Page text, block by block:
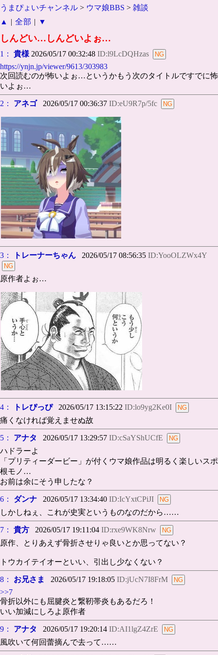
うまぴょいチャンネル > ウマ娘BBS > 雑談
▲
| 全部 | ▼
しんどい…しんどいよぉ…
1： 貴様 2026/05/17 00:32:48 ID:l9LcDQHzas
https://ynjn.jp/viewer/9613/303983
次回読むのが怖いよぉ…というかもう次のタイトルですでに怖
いよぉ…
2： アネゴ2026/05/17 00:36:37 ID:eU9R7p/5fc
3： トレーナーちゃん 2026/05/17 08:56:35 ID:YooOLZWx4Y
原作者よぉ…
4： トレぴっぴ2026/05/17 13:15:22 ID:lo9yg2Ke0I
痛くなければ覚えませぬ故
5： アナタ 2026/05/17 13:29:57 ID:cSaYShUCfE
ハドラーよ
「プリティーダービー」が付くウマ娘作品は明るく楽しいスポ
根モノ…
お前は余にそう申したな？
6： ダンナ 2026/05/17 13:34:40 ID:IcYxtCPiJI
しかしねぇ、これが史実というものなのだから……
7： 貴方 2026/05/17 19:11:04 ID:rxe9WK8Nrw
原作、とりあえず骨折させりゃ良いとか思ってない？
トウカイテイオーといい、引出し少なくない？
8： お兄さま 2026/05/17 19:18:05 ID:jUcN7I8FrM
>>7
骨折以外にも屈腱炎と繋靭帯炎もあるだろ！
いい加減にしろよ原作者
9： アナタ 2026/05/17 19:20:14 ID:AI1lgZ4ZrE
風吹いて何回蕾摘んで去って……